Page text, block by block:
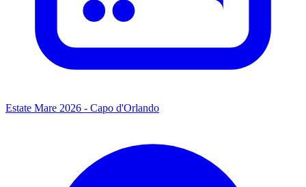
Estate Mare 2026 - Capo d'Orlando